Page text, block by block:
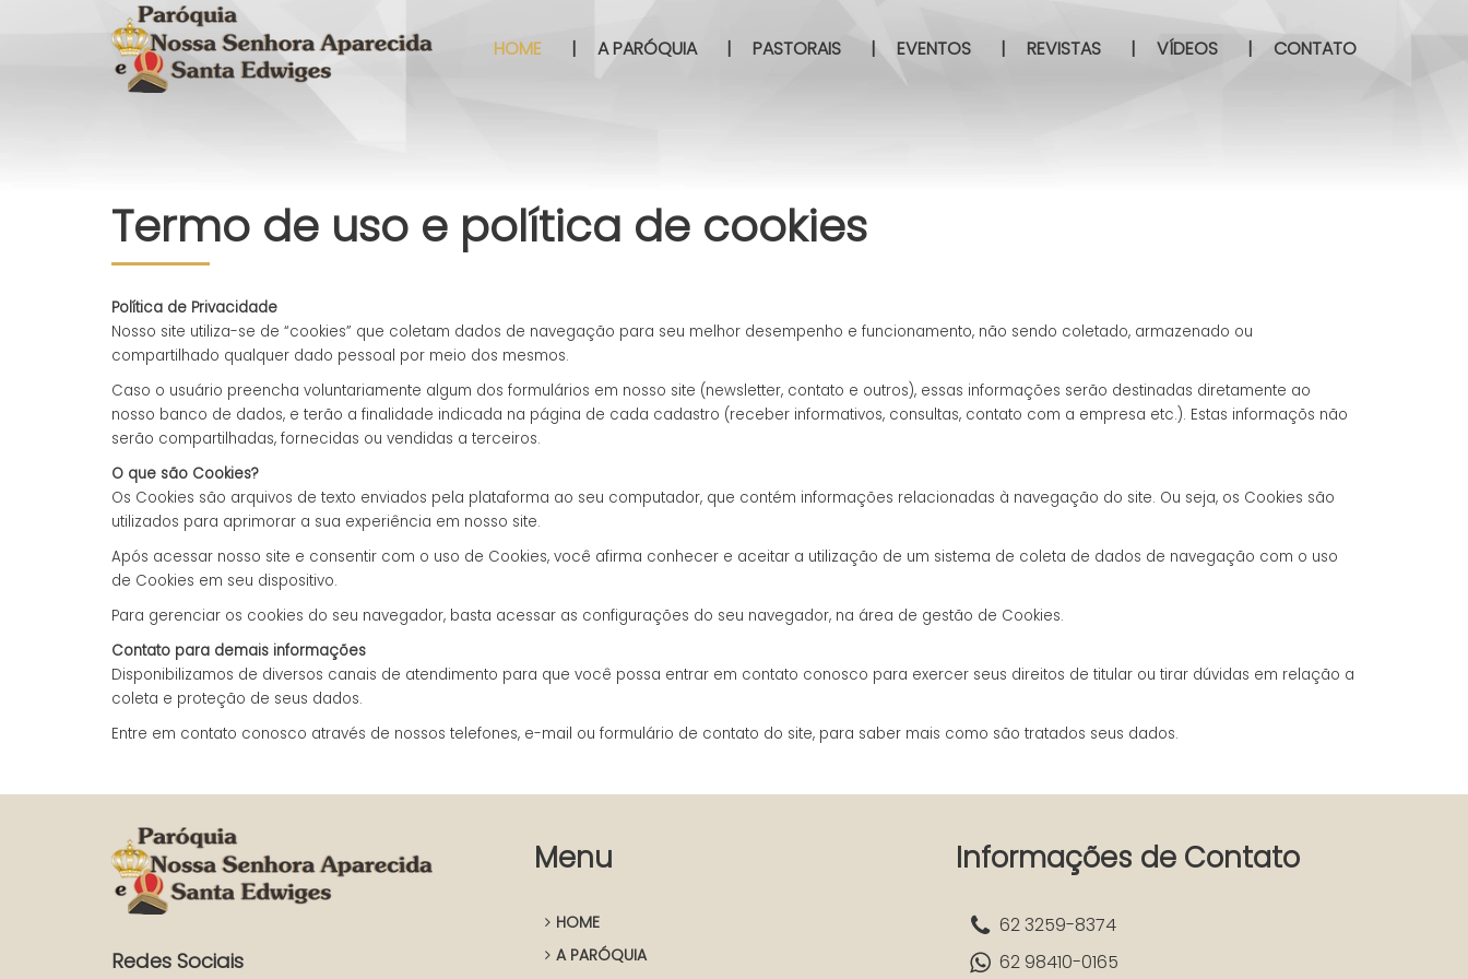
HOME | A PARÓQUIA | PASTORAIS | EVENTOS | REVISTAS | VÍDEOS | CONTATO
Termo de uso e política de cookies
Política de Privacidade
Nosso site utiliza-se de “cookies” que coletam dados de navegação para seu melhor desempenho e funcionamento, não sendo coletado, armazenado ou
compartilhado qualquer dado pessoal por meio dos mesmos.
Caso o usuário preencha voluntariamente algum dos formulários em nosso site (newsletter, contato e outros), essas informações serão destinadas diretamente ao
nosso banco de dados, e terão a finalidade indicada na página de cada cadastro (receber informativos, consultas, contato com a empresa etc.). Estas informaçõs não
serão compartilhadas, fornecidas ou vendidas a terceiros.
O que são Cookies?
Os Cookies são arquivos de texto enviados pela plataforma ao seu computador, que contém informações relacionadas à navegação do site. Ou seja, os Cookies são
utilizados para aprimorar a sua experiência em nosso site.
Após acessar nosso site e consentir com o uso de Cookies, você afirma conhecer e aceitar a utilização de um sistema de coleta de dados de navegação com o uso
de Cookies em seu dispositivo.
Para gerenciar os cookies do seu navegador, basta acessar as configurações do seu navegador, na área de gestão de Cookies.
Contato para demais informações
Disponibilizamos de diversos canais de atendimento para que você possa entrar em contato conosco para exercer seus direitos de titular ou tirar dúvidas em relação a
coleta e proteção de seus dados.
Entre em contato conosco através de nossos telefones, e-mail ou formulário de contato do site, para saber mais como são tratados seus dados.
Redes Sociais
Menu
HOME
A PARÓQUIA
Informações de Contato
62 3259-8374
62 98410-0165